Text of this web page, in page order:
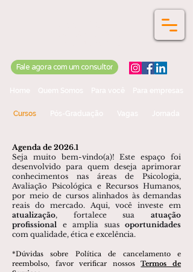
Fale agora com um consultor
Cursos
Agenda de 2026.1
Seja muito bem-vindo(a)! Este espaço foi
desenvolvido para quem deseja aprimorar
conhecimentos nas áreas de Psicologia,
Avaliação Psicológica e Recursos Humanos,
por meio de cursos alinhados às demandas
reais do mercado. Aqui, você investe em
atualização, fortalece sua atuação
profissional e amplia suas oportunidades
com qualidade, ética e excelência.
*Dúvidas sobre Política de cancelamento e
reembolso, favor verificar nossosTermos de